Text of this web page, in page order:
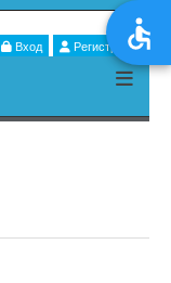
Вход Регистрация